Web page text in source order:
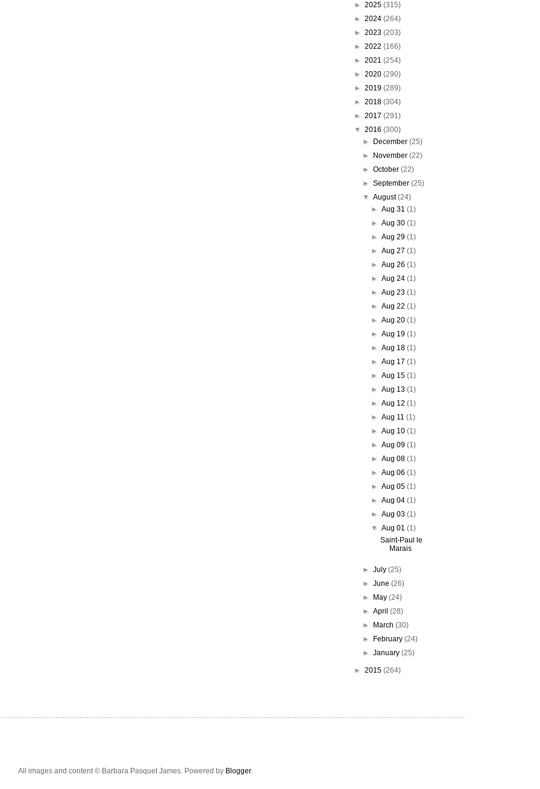
► 2025 (315)
► 2024 (264)
► 2023 (203)
► 2022 (166)
► 2021 (254)
► 2020 (290)
► 2019 (289)
► 2018 (304)
► 2017 (291)
▼ 2016 (300)
►
December (25)
►
November (22)
► October (22)
► September (25)
▼ August(24)
►Aug 31(1)
►Aug 30(1)
►Aug 29(1)
►Aug 27(1)
►Aug 26(1)
►Aug 24(1)
►Aug 23(1)
►Aug 22(1)
►Aug 20(1)
►Aug 19(1)
►Aug 18(1)
►Aug 17(1)
►Aug 15(1)
►Aug 13(1)
►Aug 12(1)
►Aug 11(1)
►Aug 10(1)
►Aug 09(1)
►Aug 08(1)
►Aug 06(1)
►Aug 05(1)
►Aug 04(1)
►Aug 03(1)
▼Aug 01(1)
Saint-Paul le
Marais
► July (25)
► June (26)
►
May (24)
► April (28)
►
March (30)
►
February (24)
► January (25)
► 2015 (264)
All images and content © Barbara Pasquet James. Powered by Blogger.